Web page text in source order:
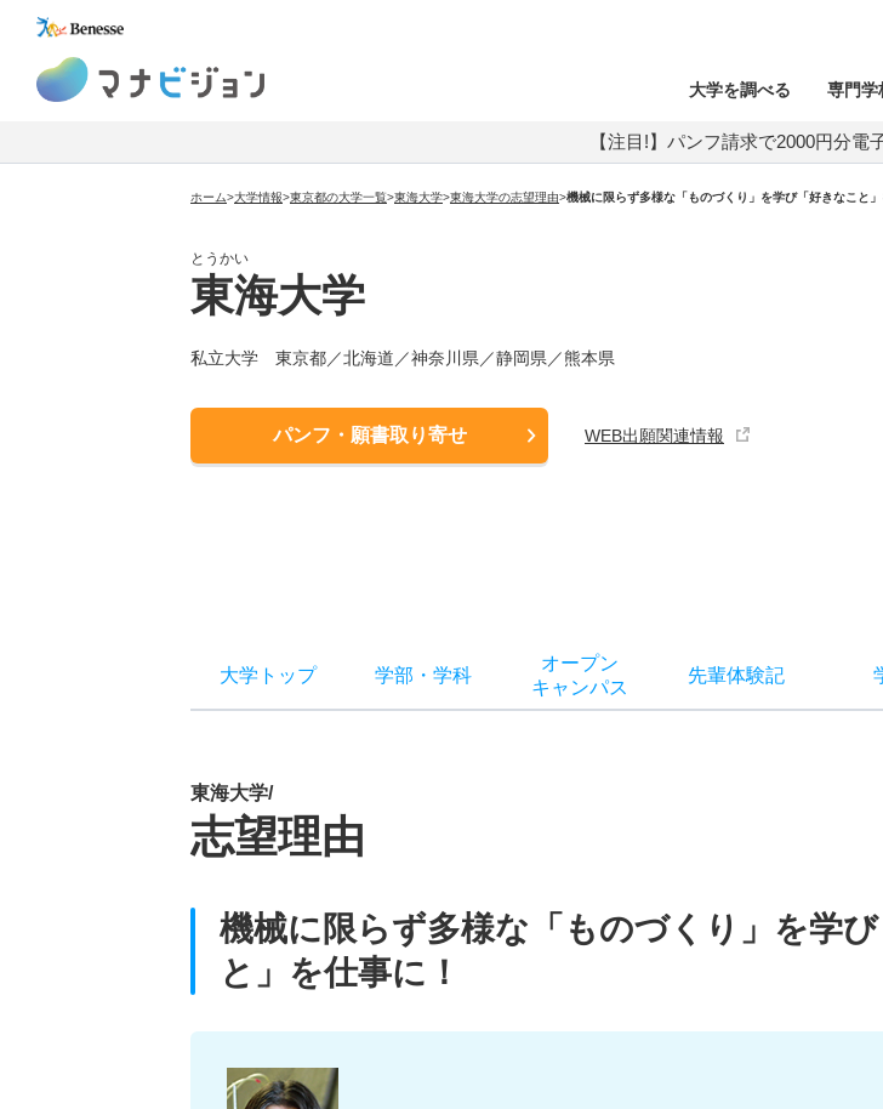
大学を調べる 専門学
【注目!】パンフ請求で2000円分電
ホーム>大学情報>東京都の大学一覧>東海大学>東海大学の志望理由>機械に限らず多様な「ものづくり」を学び「好きなこと
とうかい
東海大学
私立大学 東京都／北海道／神奈川県／静岡県／熊本県
パンフ・願書取り寄せ WEB出願関連情報
大学トップ 学部 ・ 学科
オープン
キャンパス
先輩体験記
東海大学/
志望理由
機械に限らず多様な「ものづくり」を学
と」を仕事に！